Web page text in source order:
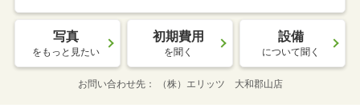
写真
をもっと見たい
初期費用
を聞く
設備
について聞く
お問い合わせ先 （株）エリッツ 大和郡山店